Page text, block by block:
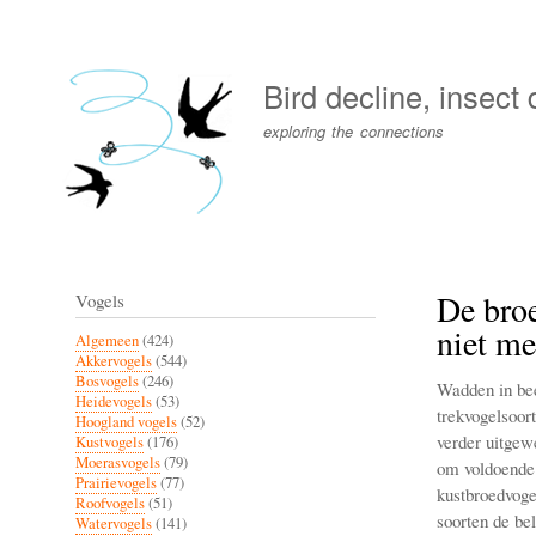
menu
Bird decline, insect
exploring the connections
De
niet
Wadden in
verder
om
soorten de
Vogels
Algemeen(424)
Akkervogels(544)
Bosvogels(246)
Heidevogels(53)
Hoogland vogels(52)
Kustvogels(176)
Moerasvogels(79)
Prairievogels(77)
Roofvogels(51)
Watervogels(141)